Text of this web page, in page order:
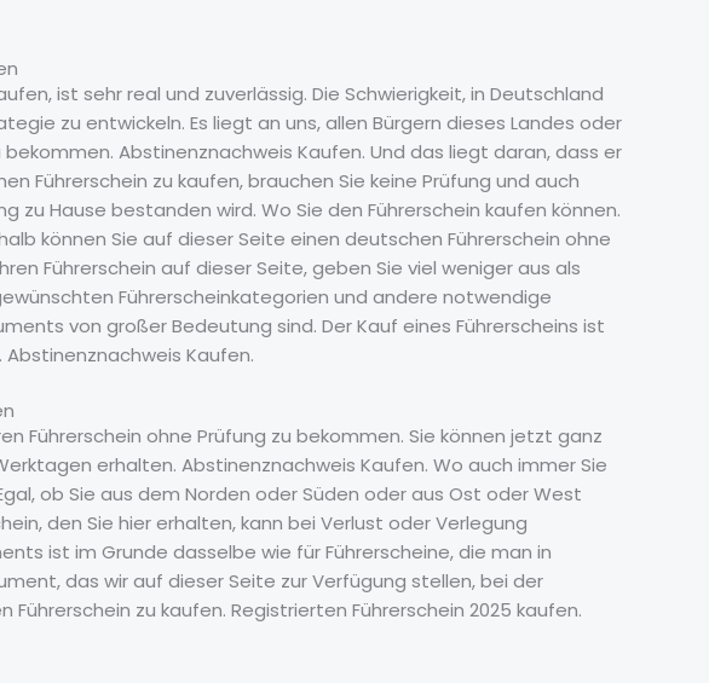
ist sehr real und zuverlässig. Die Schwierigkeit, in Deutschland
zu entwickeln. Es liegt an uns, allen Bürgern dieses Landes oder
Abstinenznachweis Kaufen. Und das liegt daran, dass er
Führerschein zu kaufen, brauchen Sie keine Prüfung und auch
Hause bestanden wird. Wo Sie den Führerschein kaufen können.
können Sie auf dieser Seite einen deutschen Führerschein ohne
Führerschein auf dieser Seite, geben Sie viel weniger aus als
Führerscheinkategorien und andere notwendige
von großer Bedeutung sind. Der Kauf eines Führerscheins ist
Abstinenznachweis Kaufen.
Führerschein ohne Prüfung zu bekommen. Sie können jetzt ganz
erhalten. Abstinenznachweis Kaufen. Wo auch immer Sie
ob Sie aus dem Norden oder Süden oder aus Ost oder West
den Sie hier erhalten, kann bei Verlust oder Verlegung
ist im Grunde dasselbe wie für Führerscheine, die man in
das wir auf dieser Seite zur Verfügung stellen, bei der
zu kaufen. Registrierten Führerschein 2025 kaufen.